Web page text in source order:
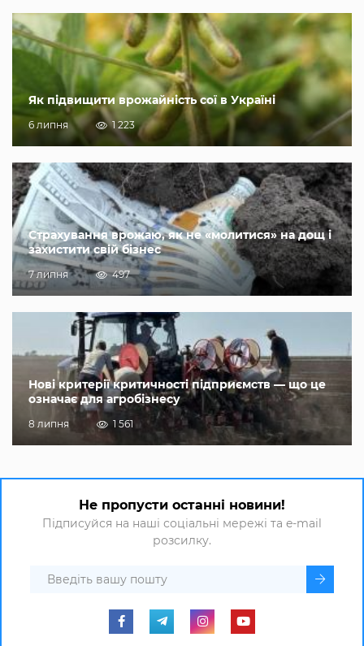
Як підвищити врожайність сої в Україні
6 липня 1 223
Страхування врожаю, як не «молитися» на дощ і
захистити свій бізнес
7 липня 497
Нові критерії критичності підприємств — що це
означає для агробізнесу
8 липня 1 561
Не пропусти останні новини!
Підписуйся на наші соціальні мережі та e-mail
розсилку.